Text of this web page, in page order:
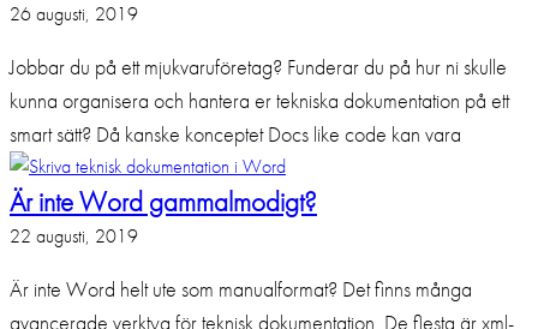
26 augusti, 2019
Jobbar du på ett mjukvaruföretag? Funderar du på hur ni skulle
kunna organisera och hantera er tekniska dokumentation på ett
smart sätt? Då kanske konceptet Docs like code kan vara
Är inte Word gammalmodigt?
22 augusti, 2019
Är inte Word helt ute som manualformat? Det finns många
avancerade verktyg för teknisk dokumentation. De flesta är xml-